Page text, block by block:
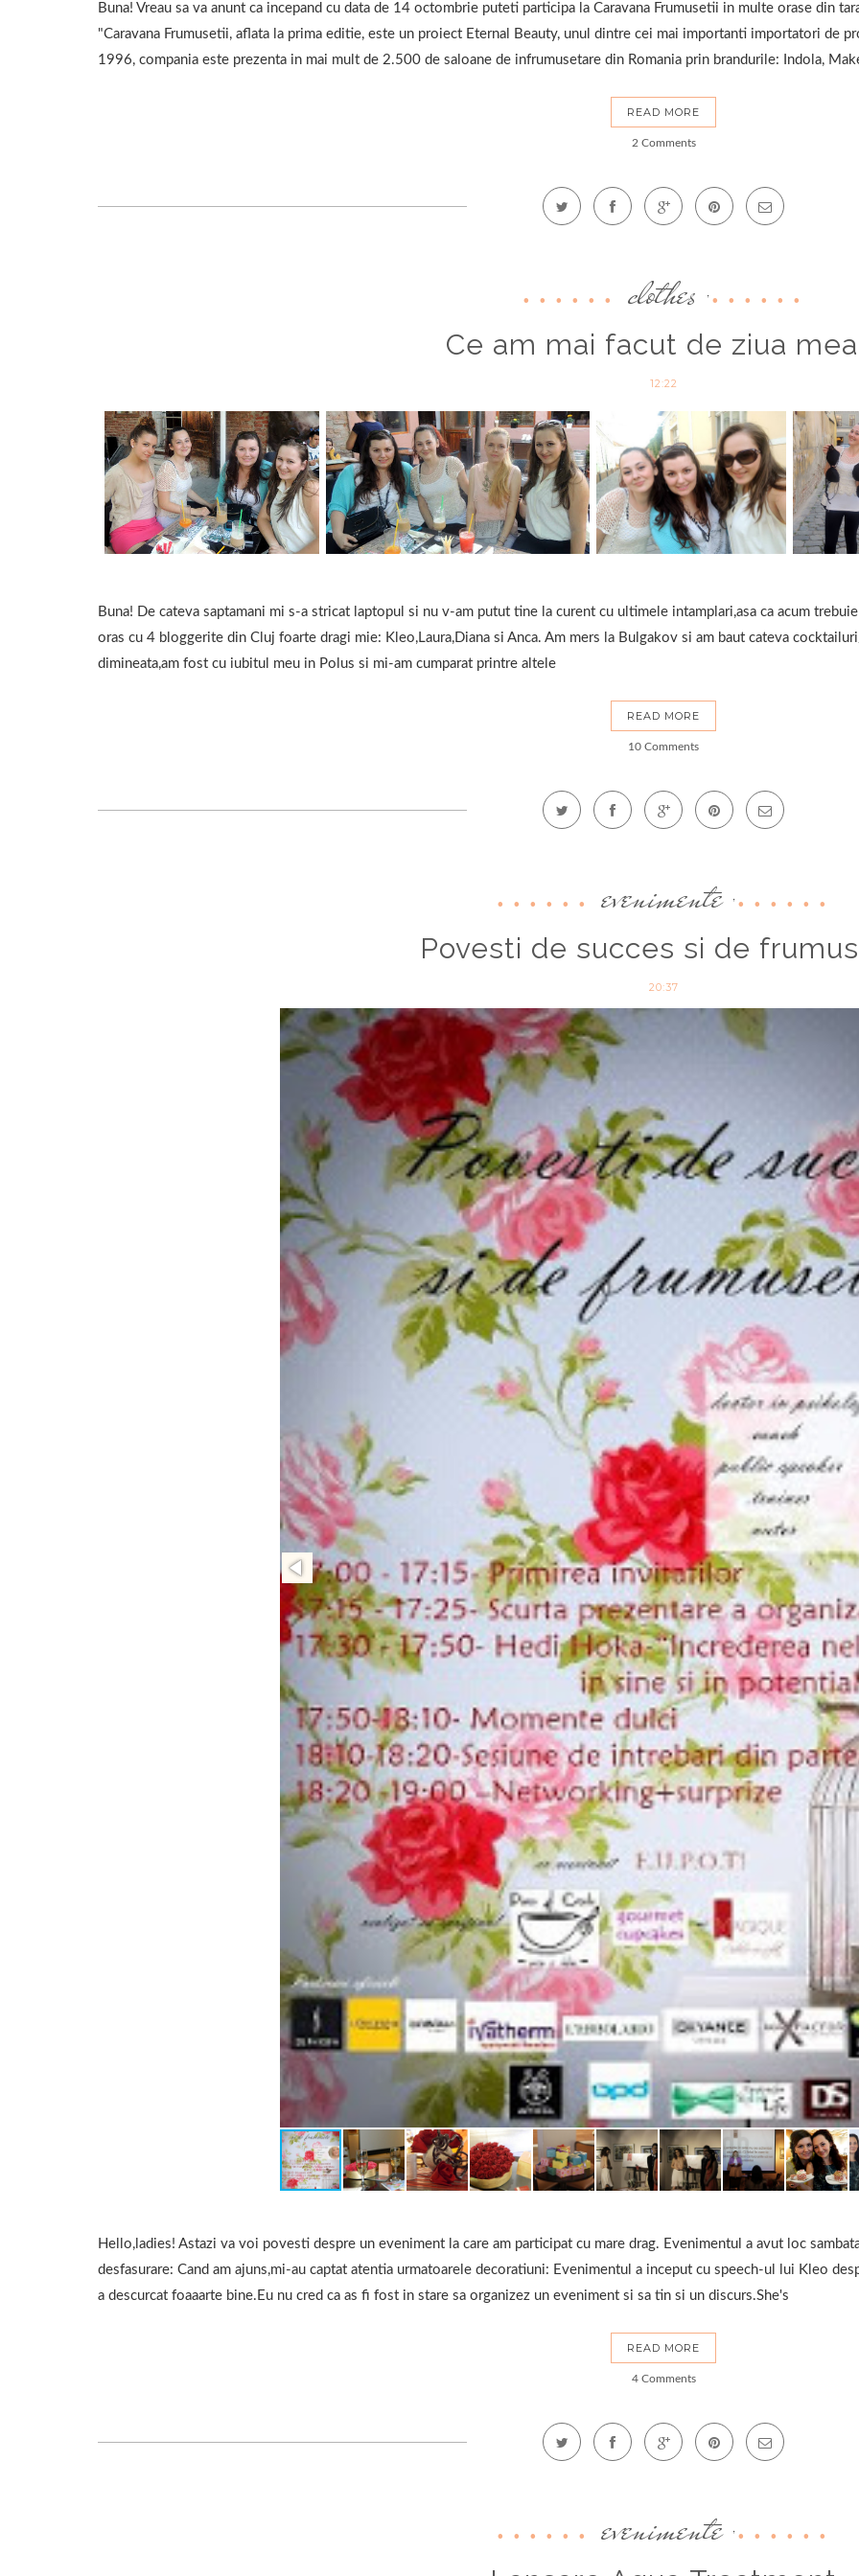
Buna! Vreau sa va anunt ca incepand cu data de 14 octombrie puteti participa la Caravana Frumusetii in multe orase din
"Caravana Frumusetii, aflata la prima editie, este un proiect Eternal Beauty, unul dintre cei mai importanti importatori de
1996, compania este prezenta in mai mult de 2.500 de saloane de infrumusetare din Romania prin brandurile: Indola,
READ MORE
2 Comments
clothes ,
Ce am mai facut de ziua
12:22
Buna! De cateva saptamani mi s-a stricat laptopul si nu v-am putut tine la curent cu ultimele intamplari,asa ca acum
oras cu 4 bloggerite din Cluj foarte dragi mie: Kleo,Laura,Diana si Anca. Am mers la Bulgakov si am baut cateva
dimineata,am fost cu iubitul meu in Polus si mi-am cumparat printre altele
READ MORE
10 Comments
evenimente ,
Povesti de succes si de
20:37
Hello,ladies! Astazi va voi povesti despre un eveniment la care am participat cu mare drag. Evenimentul a avut loc
desfasurare: Cand am ajuns,mi-au captat atentia urmatoarele decoratiuni: Evenimentul a inceput cu speech-ul lui Kleo
a descurcat foaaarte bine.Eu nu cred ca as fi fost in stare sa organizez un eveniment si sa tin si un discurs.She's
READ MORE
4 Comments
evenimente ,